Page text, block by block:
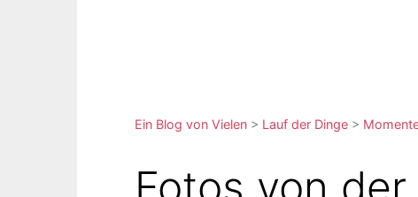
Ein Blog von Vielen > Lauf der Dinge >